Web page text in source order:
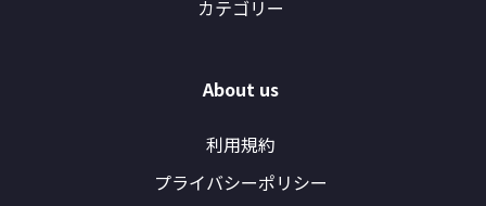
カテゴリー
About us
利用規約
プライバシーポリシー